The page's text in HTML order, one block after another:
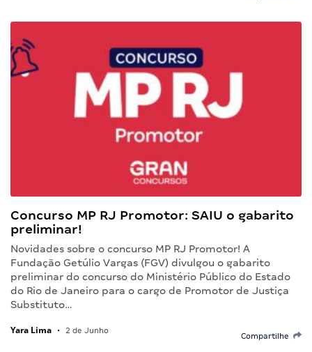
Concurso MP RJ Promotor: SAIU o gabarito
preliminar!
Novidades sobre o concurso MP RJ Promotor! A
Fundação Getúlio Vargas (FGV) divulgou o gabarito
preliminar do concurso do Ministério Público do Estado
do Rio de Janeiro para o cargo de Promotor de Justiça
Substituto…
Yara Lima • 2 de Junho
Compartilhe